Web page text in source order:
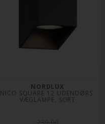
NORDLUX
NICO SQUARE 12 UDENDØRS
VÆGLAMPE, SORT